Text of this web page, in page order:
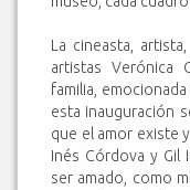
La cineasta,
artistas Verónica
familia,
esta inauguración
que el amor existe
Inés Córdova y Gil
ser amado, como